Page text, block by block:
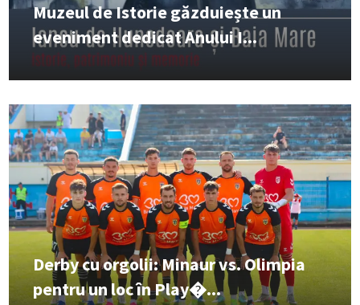
Muzeul de Istorie găzduiește un
eveniment dedicat Anului I...
Derby cu orgolii: Minaur vs. Olimpia
pentru un loc în Play�...